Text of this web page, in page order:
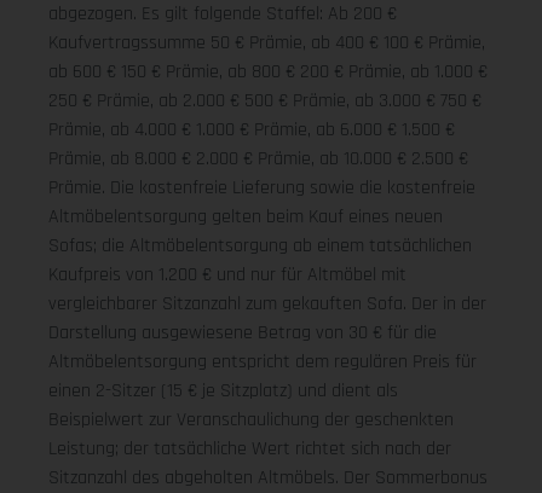
abgezogen. Es gilt folgende Staffel: Ab 200 €
Kaufvertragssumme 50 € Prämie, ab 400 € 100 € Prämie,
ab 600 € 150 € Prämie, ab 800 € 200 € Prämie, ab 1.000 €
250 € Prämie, ab 2.000 € 500 € Prämie, ab 3.000 € 750 €
Prämie, ab 4.000 € 1.000 € Prämie, ab 6.000 € 1.500 €
Prämie, ab 8.000 € 2.000 € Prämie, ab 10.000 € 2.500 €
Prämie. Die kostenfreie Lieferung sowie die kostenfreie
Altmöbelentsorgung gelten beim Kauf eines neuen
Sofas; die Altmöbelentsorgung ab einem tatsächlichen
Kaufpreis von 1.200 € und nur für Altmöbel mit
vergleichbarer Sitzanzahl zum gekauften Sofa. Der in der
Darstellung ausgewiesene Betrag von 30 € für die
Altmöbelentsorgung entspricht dem regulären Preis für
einen 2-Sitzer (15 € je Sitzplatz) und dient als
Beispielwert zur Veranschaulichung der geschenkten
Leistung; der tatsächliche Wert richtet sich nach der
Sitzanzahl des abgeholten Altmöbels. Der Sommerbonus